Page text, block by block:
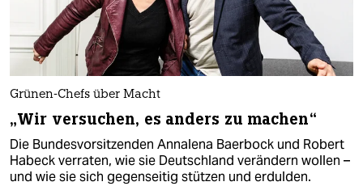
Grünen-Chefs über Macht
„Wir versuchen, es anders zu machen“
Die Bundesvorsitzenden Annalena Baerbock und Robert
Habeck verraten, wie sie Deutschland verändern wollen –
und wie sie sich gegenseitig stützen und erdulden.